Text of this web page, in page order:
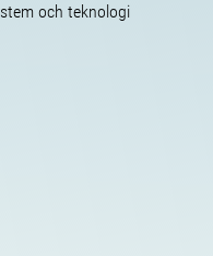
och teknologi